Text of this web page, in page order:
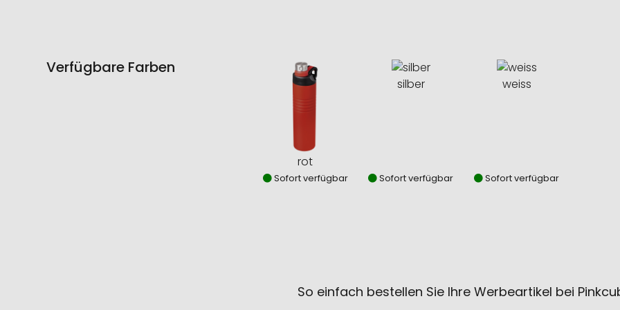
Verfügbare Farben
rot
Sofort verfügbar
silber
Sofort verfügbar
weiss
Sofort verfügbar
So einfach bestellen Sie Ihre Werbeartikel bei